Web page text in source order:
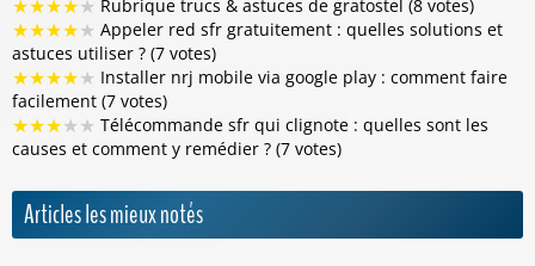
★★★★★ Rubrique trucs & astuces de gratostel (8 votes)
★★★★★ Appeler red sfr gratuitement : quelles solutions et
astuces utiliser ? (7 votes)
★★★★★ Installer nrj mobile via google play : comment faire
facilement (7 votes)
★★★★★ Télécommande sfr qui clignote : quelles sont les
causes et comment y remédier ? (7 votes)
Articles les mieux notés